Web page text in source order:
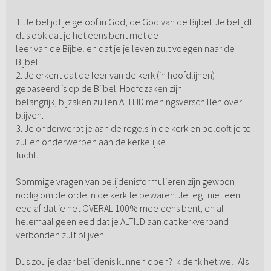
1. Je belijdt je geloof in God, de God van de Bijbel. Je belijdt
dus ook dat je het eens bent met de
leer van de Bijbel en dat je je leven zult voegen naar de
Bijbel.
2. Je erkent dat de leer van de kerk (in hoofdlijnen)
gebaseerd is op de Bijbel. Hoofdzaken zijn
belangrijk, bijzaken zullen ALTIJD meningsverschillen over
blijven.
3. Je onderwerpt je aan de regels in de kerk en belooft je te
zullen onderwerpen aan de kerkelijke
tucht.
Sommige vragen van belijdenisformulieren zijn gewoon
nodig om de orde in de kerk te bewaren. Je legt niet een
eed af dat je het OVERAL 100% mee eens bent, en al
helemaal geen eed dat je ALTIJD aan dat kerkverband
verbonden zult blijven.
Dus zou je daar belijdenis kunnen doen? Ik denk het wel! Als